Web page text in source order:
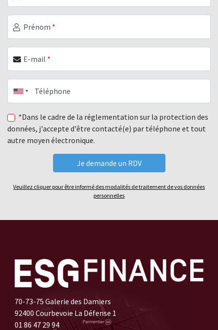
Prénom *
E-mail *
Téléphone
*Dans le cadre de la réglementation sur la protection des
données, j'accepte d'être contacté(e) par téléphone et tout
autre moyen électronique.
Veuillez cliquer pour être informé des modalités de traitement de vos données
personnelles
70-73-75 Galerie des Damiers
92400 Courbevoie La Défense 1
01 86 47 29 94